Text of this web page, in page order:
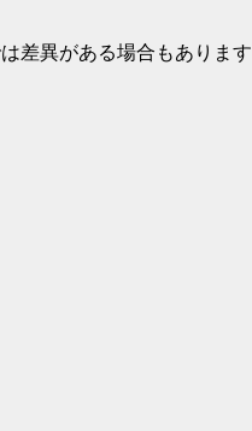
差異がある場合もあります